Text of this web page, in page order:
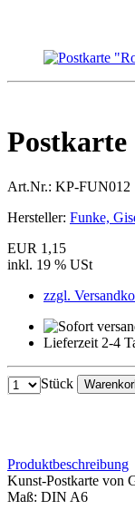
Art.Nr.: KP-FUN012
Hersteller: Funke,
EUR 1,15
inkl. 19 % USt
zzgl.
Lieferzeit 2-4
Stück
Produktbeschreibung
Kunst-Postkarte von
Maß: DIN A6